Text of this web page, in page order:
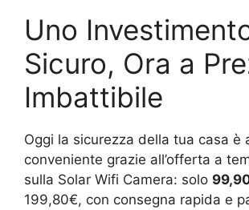
Uno
Sicuro, Ora a
Imbattibile
Oggi la sicurezza della tua casa è
conveniente grazie all’offerta a
sulla Solar Wifi Camera: solo
199,80€, con consegna rapida e